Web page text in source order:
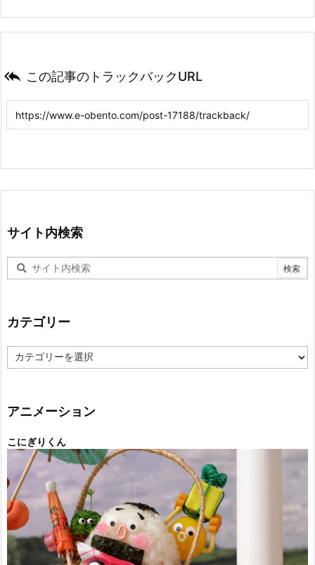
 この記事のトラックバックURL
サイト内検索
カテゴリー
テ
ー
アニメーション
こにぎりくん